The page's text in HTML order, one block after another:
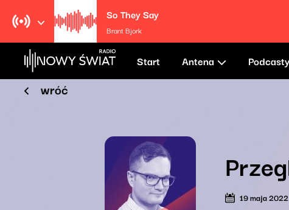
So They Say
Brant Bjork
Start Antena Podcasty
wróć
19 maja 2022